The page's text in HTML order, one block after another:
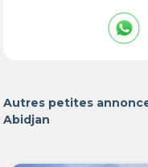
Autres petites
Abidjan